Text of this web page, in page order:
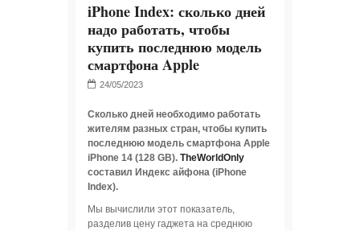
iPhone Index: сколько дней
надо работать, чтобы
купить последнюю модель
смартфона Apple
Сколько дней необходимо работать
жителям разных стран, чтобы купить
последнюю модель смартфона Apple
iPhone 14 (128 GB). TheWorldOnly
составил Индекс айфона (iPhone
Index).
Мы вычислили этот показатель,
разделив цену гаджета на среднюю